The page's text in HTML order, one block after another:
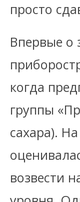
просто
Впервые о
когда
группы
сахара).
возвести